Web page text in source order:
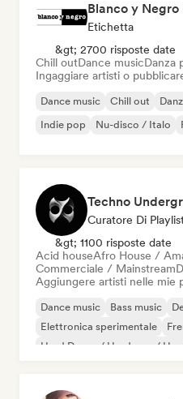
Blanco y Negro
Etichetta
&gt; 2700 risposte date
Chill outDance musicDanza
Ingaggiare artisti o
Dance music Chill out
Indie pop
Nu-disco / Italo
Curatore Di
&gt; 1100 risposte date
Acid houseAfro House /
Commerciale / Mainstream
Aggiungere artisti nelle mie
Dance music Bass music
Elettronica sperimentale
Hard Dance / Hardcore /